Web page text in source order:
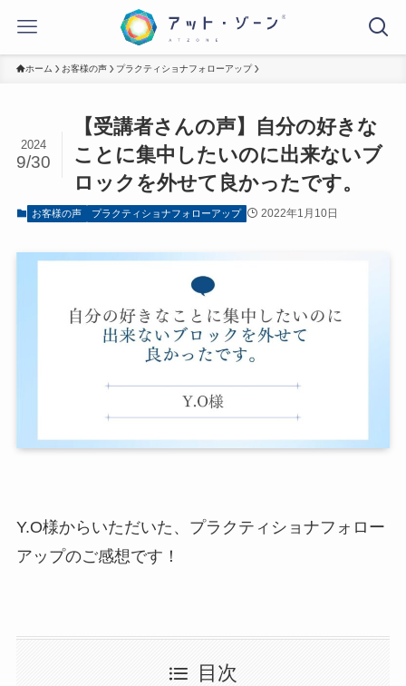
ホーム お客様の声 プラクティショナフォローアップ
【受講者さんの声】自分の好きな
ことに集中したいのに出来ないブ
ロックを外せて良かったです。
2024
9/30
お客様の声 プラクティショナフォローアップ 2022年1月10日
Y.O様からいただいた、プラクティショナフォロー
アップのご感想です！
目次